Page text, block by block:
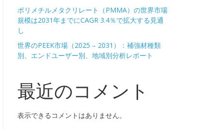
ポリメチルメタクリレート（PMMA）の世界市場
規模は2031年までにCAGR 3.4％で拡大する見通
し
世界のPEEK市場（2025 – 2031）：補強材種類
別、エンドユーザー別、地域別分析レポート
最近のコメント
表示できるコメントはありません。